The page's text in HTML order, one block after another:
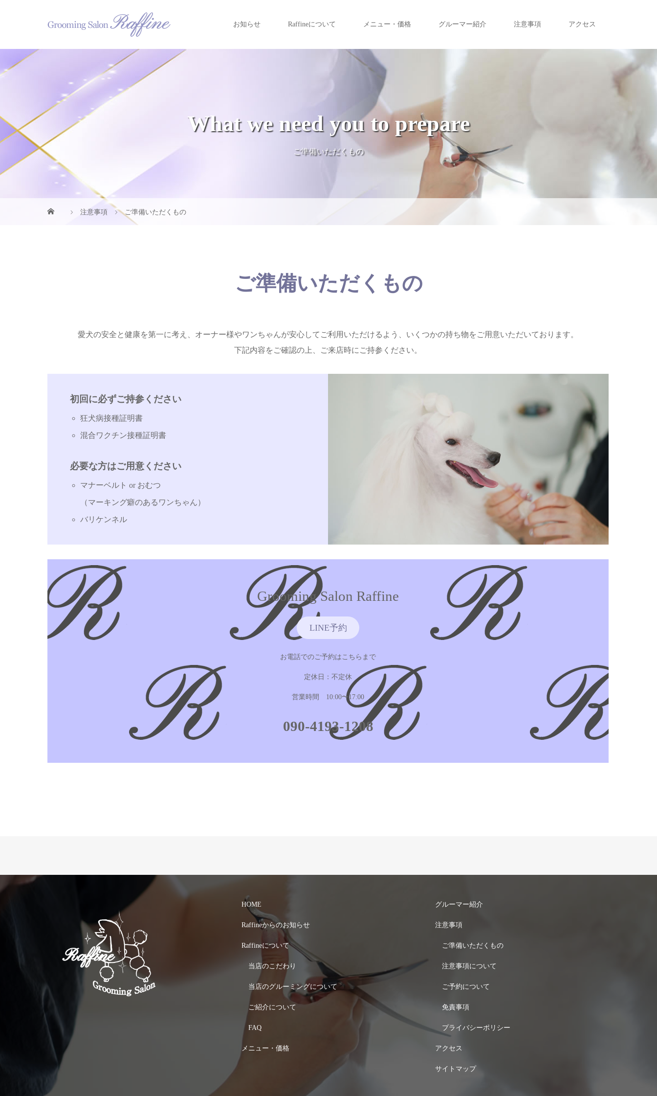
お知らせ Raffineについて メニュー・価格 グルーマー紹介 注意事項 アクセス
What we need you to prepare
ご準備いただくもの
注意事項 ご準備いただくもの
ご準備いただくもの
愛犬の安全と健康を第一に考え、オーナー様やワンちゃんが安心してご利用いただけるよう、いくつかの持ち物をご用意いただいております。
下記内容をご確認の上、ご来店時にご持参ください。
初回に必ずご持参ください
狂犬病接種証明書
混合ワクチン接種証明書
必要な方はご用意ください
マナーベルト or おむつ
（マーキング癖のあるワンちゃん）
バリケンネル
Grooming Salon Raffine
LINE予約
お電話でのご予約はこちらまで
定休日：不定休
営業時間 10:00〜17:00
090-4193-1208
HOME
Raffineからのお知らせ
Raffineについて
当店のこだわり
当店のグルーミングについて
ご紹介について
FAQ
メニュー・価格
グルーマー紹介
注意事項
ご準備いただくもの
注意事項について
ご予約について
免責事項
プライバシーポリシー
アクセス
サイトマップ